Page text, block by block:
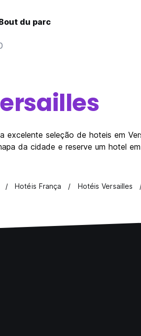
du parc
excelente seleção de hoteis em
da cidade e reserve um hotel
Hotéis França Hotéis Versailles